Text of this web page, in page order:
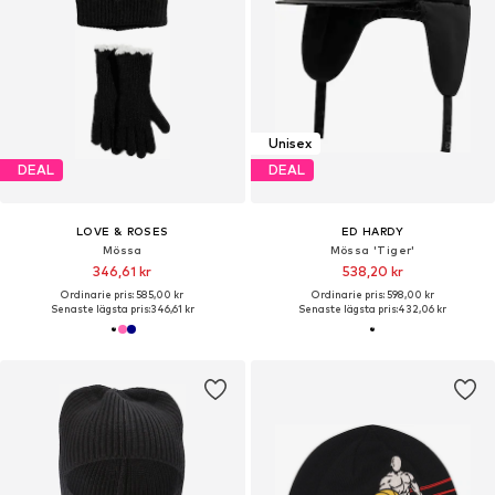
DEAL
LOVE & ROSES
Mössa
346,61 kr
Ordinarie pris: 585,00 kr
Senaste lägsta pris:346,61 kr
Unisex
DEAL
ED HARDY
Mössa 'Tiger'
538,20 kr
Ordinarie pris: 598,00 kr
Senaste lägsta pris:432,06 kr